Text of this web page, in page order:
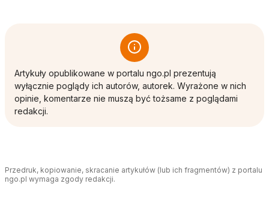
Artykuły opublikowane w portalu ngo.pl prezentują
wyłącznie poglądy ich autorów, autorek. Wyrażone w nich
opinie, komentarze nie muszą być tożsame z poglądami
redakcji.
Przedruk, kopiowanie, skracanie artykułów (lub ich fragmentów) z portalu
ngo.pl wymaga zgody redakcji.